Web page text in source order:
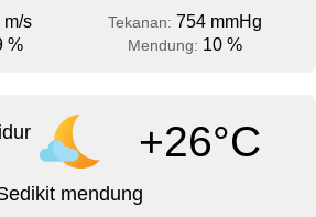
m/s Tekanan: 754 mmHg
% Mendung: 10 %
+26°C
mendung